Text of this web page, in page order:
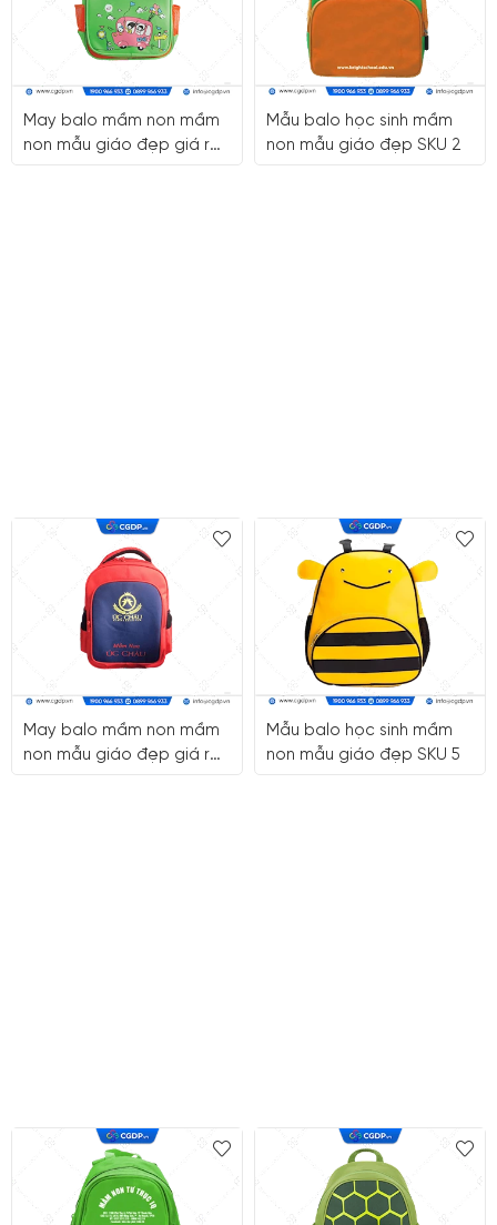
May balo mầm non mầm
non mẫu giáo đẹp giá rẻ
Mẫu balo học sinh mầm
non mẫu giáo đẹp SKU 2
May balo mầm non mầm
non mẫu giáo đẹp giá rẻ
Mẫu balo học sinh mầm
non mẫu giáo đẹp SKU 5